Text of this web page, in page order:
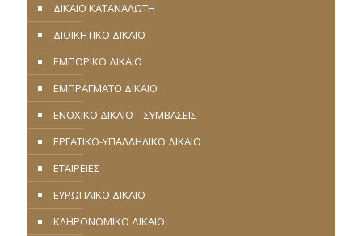
ΔΙΚΑΙΟ ΚΑΤΑΝΑΛΩΤΗ
ΔΙΟΙΚΗΤΙΚΟ ΔΙΚΑΙΟ
ΕΜΠΟΡΙΚΟ ΔΙΚΑΙΟ
ΕΜΠΡΑΓΜΑΤΟ ΔΙΚΑΙΟ
ΕΝΟΧΙΚΟ ΔΙΚΑΙΟ – ΣΥΜΒΑΣΕΙΣ
ΕΡΓΑΤΙΚΟ-ΥΠΑΛΛΗΛΙΚΟ ΔΙΚΑΙΟ
ΕΤΑΙΡΕΙΕΣ
ΕΥΡΩΠΑΪΚΟ ΔΙΚΑΙΟ
ΚΛΗΡΟΝΟΜΙΚΟ ΔΙΚΑΙΟ